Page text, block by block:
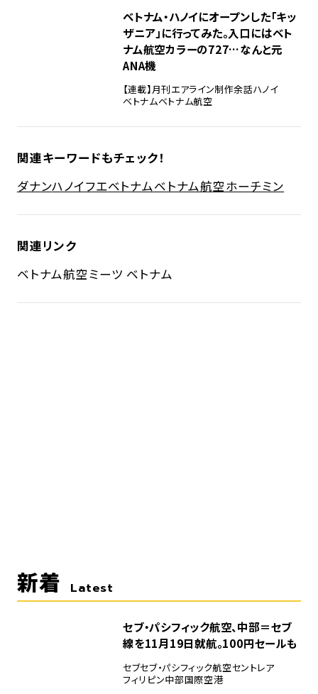
ベトナム・ハノイにオープンした「キッ
ザニア」に行ってみた。入口にはベト
ナム航空カラーの727…なんと元
ANA機
【連載】月刊エアライン制作余話ハノイ
ベトナムベトナム航空
関連キーワードもチェック！
ダナンハノイフエベトナムベトナム航空ホーチミン
関連リンク
ベトナム航空ミーツ ベトナム
新着 Latest
セブ・パシフィック航空、中部＝セブ
線を11月19日就航。100円セールも
セブセブ・パシフィック航空セントレア
フィリピン中部国際空港